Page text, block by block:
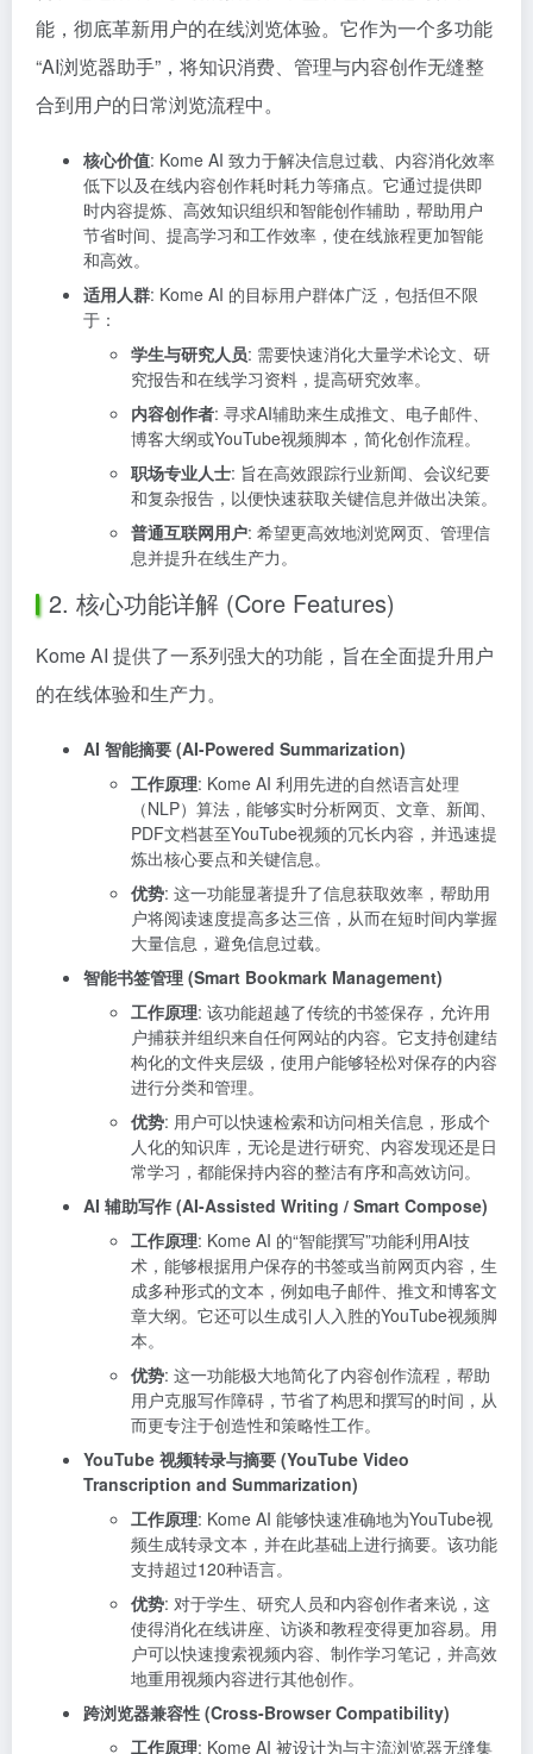
能，彻底革新用户的在线浏览体验。它作为一个多功能
“AI浏览器助手”，将知识消费、管理与内容创作无缝整
合到用户的日常浏览流程中。
核心价值: Kome AI 致力于解决信息过载、内容消化效率
低下以及在线内容创作耗时耗力等痛点。它通过提供即
时内容提炼、高效知识组织和智能创作辅助，帮助用户
节省时间、提高学习和工作效率，使在线旅程更加智能
和高效。
适用人群: Kome AI 的目标用户群体广泛，包括但不限
于：
学生与研究人员: 需要快速消化大量学术论文、研
究报告和在线学习资料，提高研究效率。
内容创作者: 寻求AI辅助来生成推文、电子邮件、
博客大纲或YouTube视频脚本，简化创作流程。
职场专业人士: 旨在高效跟踪行业新闻、会议纪要
和复杂报告，以便快速获取关键信息并做出决策。
普通互联网用户: 希望更高效地浏览网页、管理信
息并提升在线生产力。
2. 核心功能详解 (Core Features)
Kome AI 提供了一系列强大的功能，旨在全面提升用户
的在线体验和生产力。
AI 智能摘要 (AI-Powered Summarization)
工作原理: Kome AI 利用先进的自然语言处理
（NLP）算法，能够实时分析网页、文章、新闻、
PDF文档甚至YouTube视频的冗长内容，并迅速提
炼出核心要点和关键信息。
优势: 这一功能显著提升了信息获取效率，帮助用
户将阅读速度提高多达三倍，从而在短时间内掌握
大量信息，避免信息过载。
智能书签管理 (Smart Bookmark Management)
工作原理: 该功能超越了传统的书签保存，允许用
户捕获并组织来自任何网站的内容。它支持创建结
构化的文件夹层级，使用户能够轻松对保存的内容
进行分类和管理。
优势: 用户可以快速检索和访问相关信息，形成个
人化的知识库，无论是进行研究、内容发现还是日
常学习，都能保持内容的整洁有序和高效访问。
AI 辅助写作 (AI-Assisted Writing / Smart Compose)
工作原理: Kome AI 的“智能撰写”功能利用AI技
术，能够根据用户保存的书签或当前网页内容，生
成多种形式的文本，例如电子邮件、推文和博客文
章大纲。它还可以生成引人入胜的YouTube视频脚
本。
优势: 这一功能极大地简化了内容创作流程，帮助
用户克服写作障碍，节省了构思和撰写的时间，从
而更专注于创造性和策略性工作。
YouTube 视频转录与摘要 (YouTube Video
Transcription and Summarization)
工作原理: Kome AI 能够快速准确地为YouTube视
频生成转录文本，并在此基础上进行摘要。该功能
支持超过120种语言。
优势: 对于学生、研究人员和内容创作者来说，这
使得消化在线讲座、访谈和教程变得更加容易。用
户可以快速搜索视频内容、制作学习笔记，并高效
地重用视频内容进行其他创作。
跨浏览器兼容性 (Cross-Browser Compatibility)
工作原理: Kome AI 被设计为与主流浏览器无缝集